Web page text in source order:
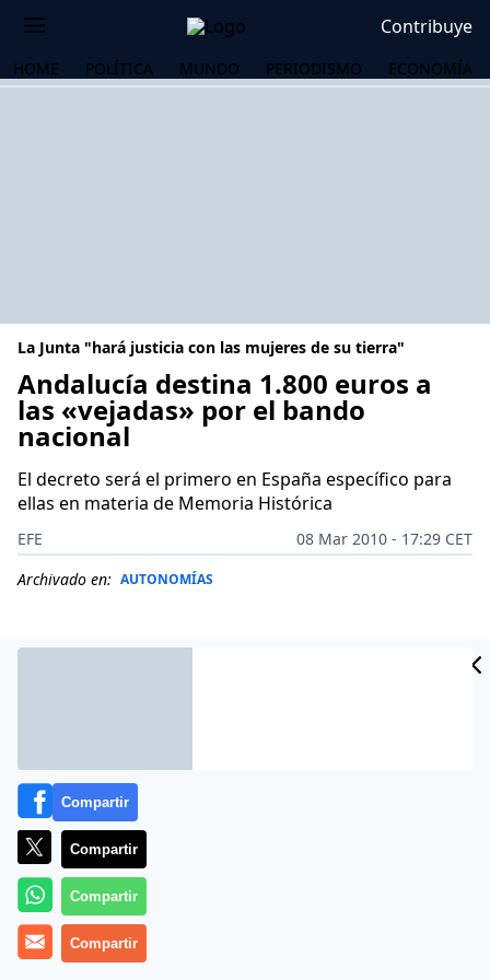
Contribuye
HOME POLÍTICA MUNDO PERIODISMO ECONOMÍA
La Junta "hará justicia con las mujeres de su tierra"
Andalucía destina 1.800 euros a
las «vejadas» por el bando
nacional
El decreto será el primero en España específico para
ellas en materia de Memoria Histórica
EFE
08 Mar 2010 - 17:29 CET
Archivado en: AUTONOMÍAS
La Consejería de Justicia prepara unas
indemnizaciones de 1.800 euros para las mujeres
Compartir
Compartir
Compartir
Compartir